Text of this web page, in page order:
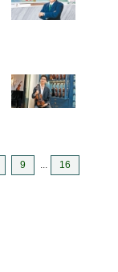
9 ... 16